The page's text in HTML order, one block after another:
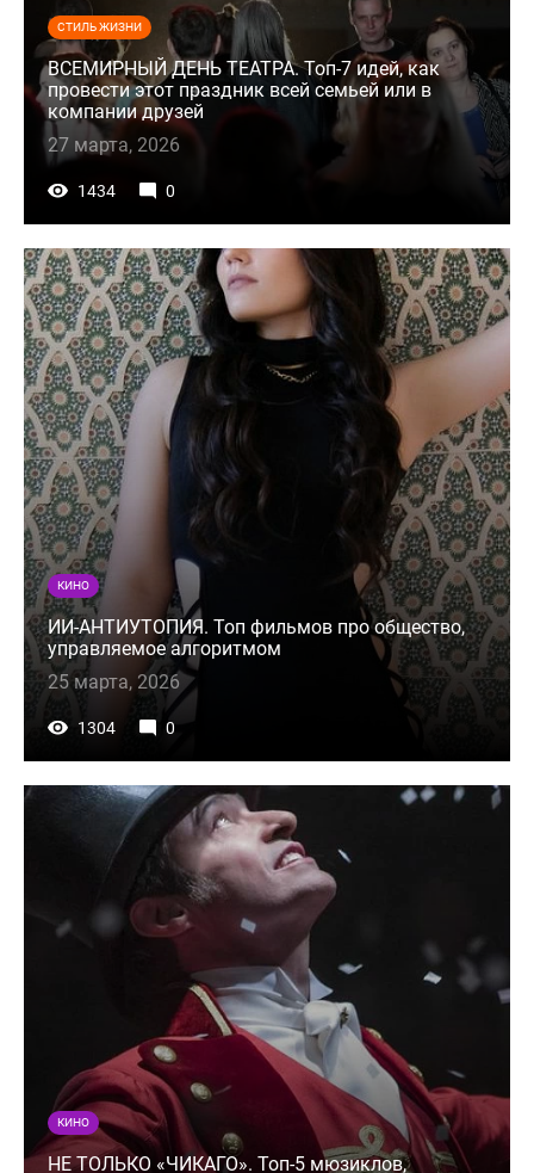
СТИЛЬ ЖИЗНИ
ВСЕМИРНЫЙ ДЕНЬ ТЕАТРА. Топ-7 идей, как
провести этот праздник всей семьей или в
компании друзей
27 марта, 2026
1434 0
КИНО
ИИ-АНТИУТОПИЯ. Топ фильмов про общество,
управляемое алгоритмом
25 марта, 2026
1304 0
КИНО
НЕ ТОЛЬКО «ЧИКАГО». Топ-5 мюзиклов,